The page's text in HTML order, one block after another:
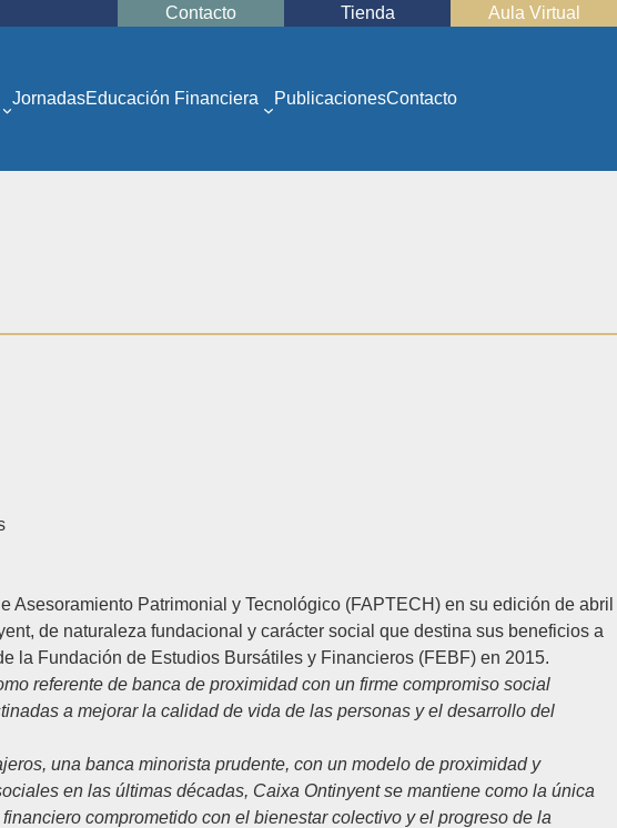
Contacto Tienda Aula Virtual
JornadasEducación Financiera PublicacionesContacto
Asesoramiento Patrimonial y Tecnológico (FAPTECH) en su edición de abril
de naturaleza fundacional y carácter social que destina sus beneficios a
la Fundación de Estudios Bursátiles y Financieros (FEBF) en 2015.
referente de banca de proximidad con un firme compromiso social
a mejorar la calidad de vida de las personas y el desarrollo del
una banca minorista prudente, con un modelo de proximidad y
en las últimas décadas, Caixa Ontinyent se mantiene como la única
comprometido con el bienestar colectivo y el progreso de la